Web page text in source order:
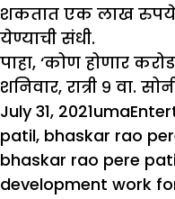
शकतात एक लाख रुपये
येण्याची संधी.
पाहा, ‘कोण होणार
शनिवार, रात्री ९ वा.
Posted
on
July 31, 2021Author
uma
patil, bhaskar rao
bhaskar rao pere
development work